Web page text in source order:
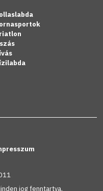
jog fenntartva.